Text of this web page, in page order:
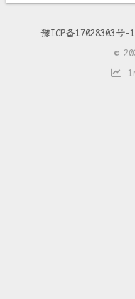
豫ICP备17028303号-1
©